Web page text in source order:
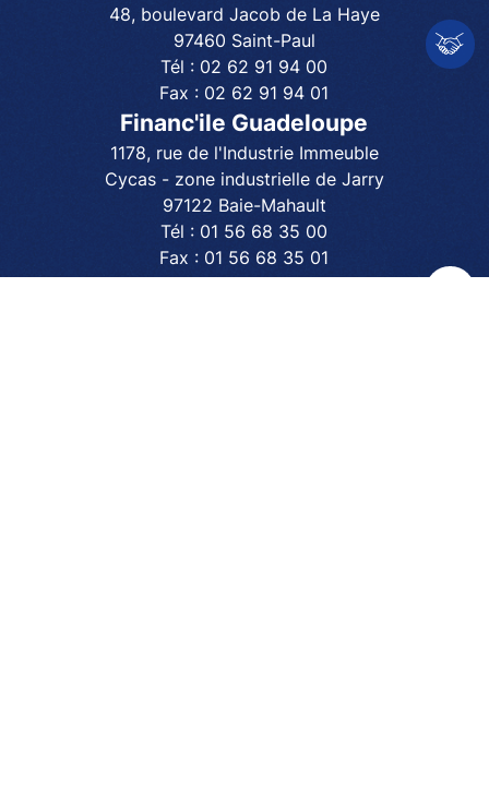
Espace
48, boulevard Jacob de La Haye
97460 Saint-Paul
Tél : 02 62 91 94 00
Fax : 02 62 91 94 01
Financ'ile Guadeloupe
1178, rue de l'Industrie Immeuble
Cycas - zone industrielle de Jarry
97122 Baie-Mahault
Tél : 01 56 68 35 00
Fax : 01 56 68 35 01